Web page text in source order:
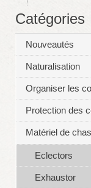
Catégories
Nouveautés
Naturalisation
Organiser les
Protection des
Matériel de
Eclectors
Exhaustor